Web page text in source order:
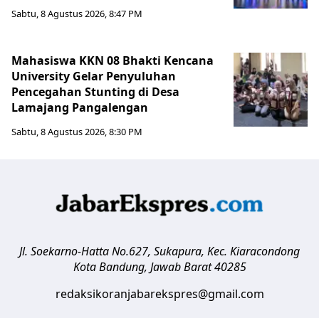
Sabtu, 8 Agustus 2026, 8:47 PM
Mahasiswa KKN 08 Bhakti Kencana
University Gelar Penyuluhan
Pencegahan Stunting di Desa
Lamajang Pangalengan
Sabtu, 8 Agustus 2026, 8:30 PM
Jl. Soekarno-Hatta No.627, Sukapura, Kec. Kiaracondong
Kota Bandung, Jawab Barat 40285
redaksikoranjabarekspres@gmail.com